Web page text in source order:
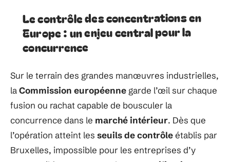
Le contrôle des concentrations en
Europe : un enjeu central pour la
concurrence
Sur le terrain des grandes manœuvres industrielles,
laCommission européenne garde l’œil sur chaque
fusion ou rachat capable de bousculer la
concurrence dans le marché intérieur. Dès que
l’opération atteint les seuils de contrôleétablis par
Bruxelles, impossible pour les entreprises d’y